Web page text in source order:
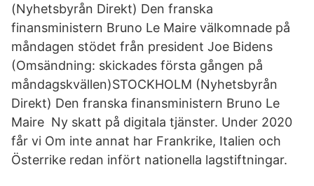
(Nyhetsbyrån Direkt) Den franska
finansministern Bruno Le Maire välkomnade på
måndagen stödet från president Joe Bidens
(Omsändning: skickades första gången på
måndagskvällen)STOCKHOLM (Nyhetsbyrån
Direkt) Den franska finansministern Bruno Le
Maire Ny skatt på digitala tjänster. Under 2020
får vi Om inte annat har Frankrike, Italien och
Österrike redan infört nationella lagstiftningar.